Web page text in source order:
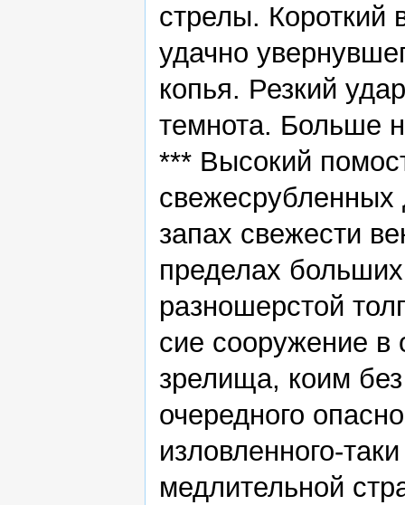
стрелы. Короткий
удачно
копья. Резкий
темнота. Больше
*** Высокий
свежесрубленных
запах свежести
пределах
разношерстой
сие сооружение
зрелища, коим
очередного
изловленного-
медлительной